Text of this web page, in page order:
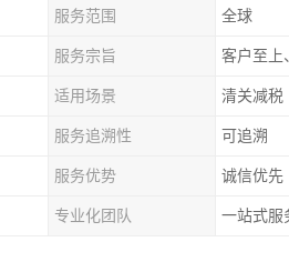
服务范围 全球
服务宗旨 客户至上
适用场景 清关减税
服务追溯性 可追溯
服务优势 诚信优先
专业化团队 一站式服